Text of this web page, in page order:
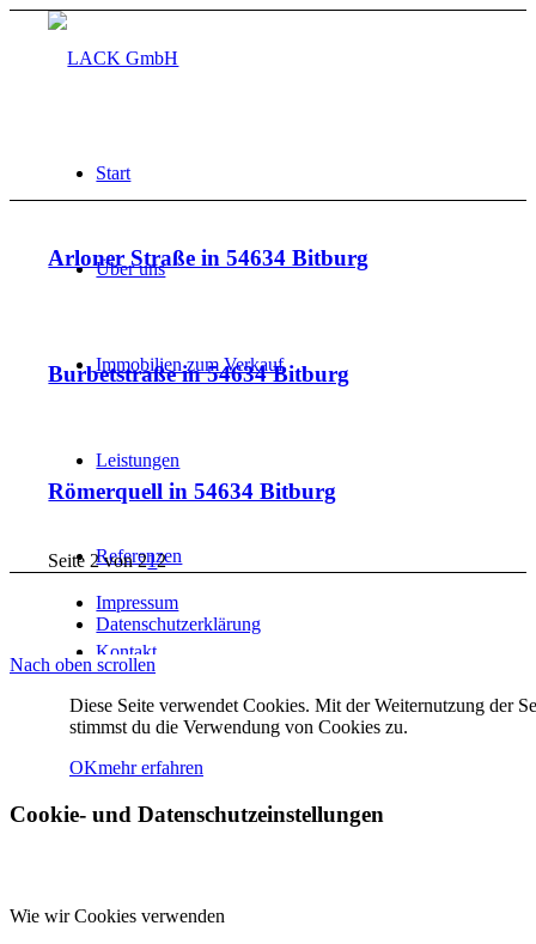
Start
Über uns
Immobilien zum Verkauf
Leistungen
Referenzen
Kontakt
Arloner Straße in 54634 Bitburg
Burbetstraße in 54634 Bitburg
Römerquell in 54634 Bitburg
Seite 2 von 212
Impressum
Datenschutzerklärung
Nach oben scrollen
Diese Seite verwendet Cookies. Mit der Weiternutzung der
stimmst du die Verwendung von Cookies zu.
OKmehr erfahren
Cookie- und Datenschutzeinstellungen
Wie wir Cookies verwenden